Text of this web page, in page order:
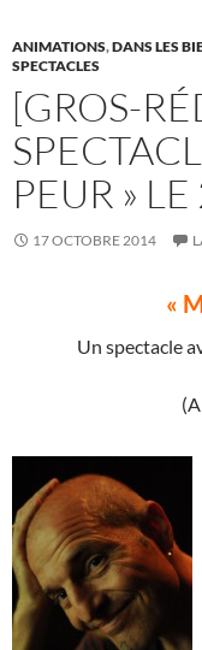
ANIMATIONS,DANS LES
SPECTACLES
[GROS-
PEUR »
17 OCTOBRE 2014
«
Un spectacle